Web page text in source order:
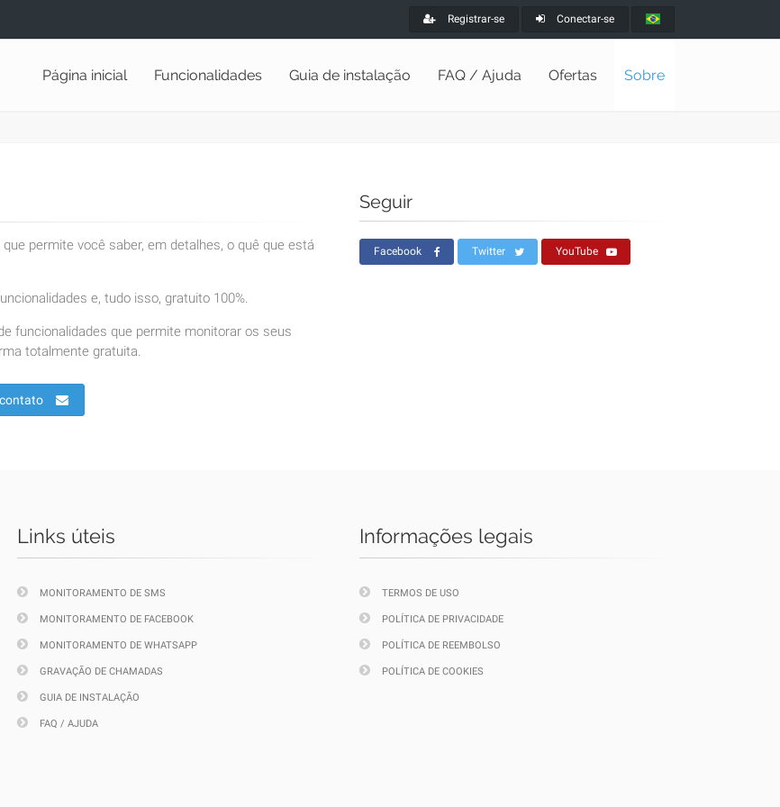
Registrar-se Conectar-se
Página inicial Funcionalidades Guia de instalação FAQ / Ajuda Ofertas Sobre
permite você saber, em detalhes, o quê que está
e, tudo isso, gratuito 100%.
funcionalidades que permite monitorar os seus
totalmente gratuita.
Seguir
Facebook Twitter YouTube
Links úteis
MONITORAMENTO DE SMS
MONITORAMENTO DE FACEBOOK
MONITORAMENTO DE WHATSAPP
GRAVAÇÃO DE CHAMADAS
GUIA DE INSTALAÇÃO
FAQ / AJUDA
Informações legais
TERMOS DE USO
POLÍTICA DE PRIVACIDADE
POLÍTICA DE REEMBOLSO
POLÍTICA DE COOKIES